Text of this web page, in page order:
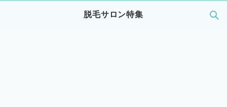
脱毛サロン特集